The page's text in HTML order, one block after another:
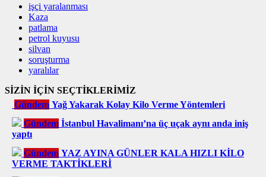
işçi yaralanması
Kaza
patlama
petrol kuyusu
silvan
soruşturma
yaralılar
SİZİN İÇİN SEÇTİKLERİMİZ
Gündem Yağ Yakarak Kolay Kilo Verme Yöntemleri
Gündem İstanbul Havalimanı’na üç uçak aynı anda iniş
yaptı
Gündem YAZ AYINA GÜNLER KALA HIZLI KİLO
VERME TAKTİKLERİ